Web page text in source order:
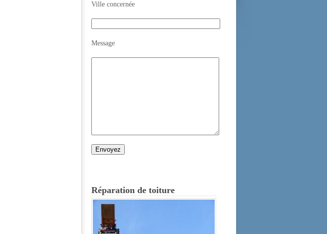
Ville concernée
Message
Réparation de toiture